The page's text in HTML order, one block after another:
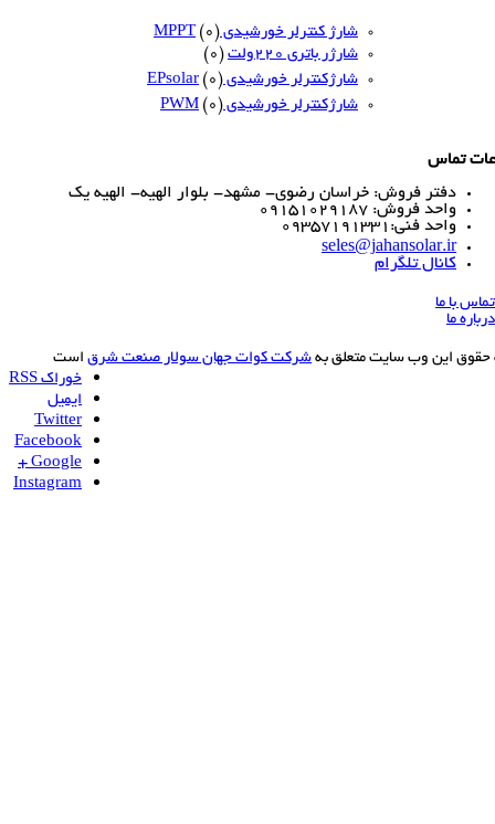
شارژ کنترلر خورشیدی MPPT(0)
شارژر باتری 220ولت
(0)
شارژکنترلر خورشیدی EPsolar(0)
شارژکنترلر خورشیدی PWM(0)
فروش: خراسان رضوی- مشهد- بلوار الهیه- الهیه یک
09151029187
تلگرام
وب سایت متعلق به شرکت کوات جهان سولار صنعت شرقاست
خوراک RSS
Twitter
Facebook
Google +
Instagram